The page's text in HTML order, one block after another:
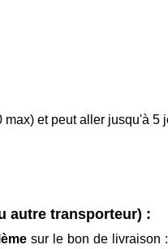
max) et peut aller jusqu'à 5
autre transporteur) :
sur le bon de livraison :